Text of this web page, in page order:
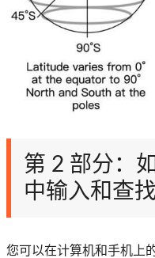
第 2 部分：
中输入和查
您可以在计算机和手机上